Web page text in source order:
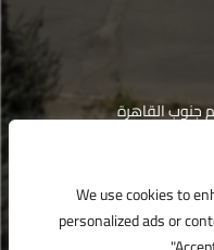
We use cookies to
personalized ads or